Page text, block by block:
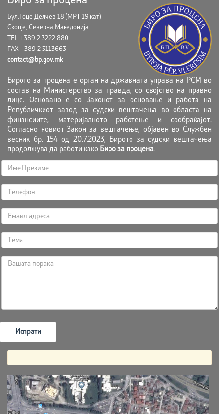
Бул.Гоце Делчев 18 (МРТ 19 кат)
Скопје, Северна Македонија
TEL +389 2 3222 880
FAX +389 2 3113663
contact@bp.gov.mk
Бирото за процена е орган на државната управа на РСМ во
состав на Министерство за правда, со својство на правно
лице. Основано е со Законот за основање и работа на
Републичкиот завод за судски вештачења во областа на
финансиите, материјалното работење и сообраќајот.
Согласно новиот Закон за вештачење, објавен во Службен
весник бр. 154 од 20.7.2023, Бирото за судски вештачења
продолжува да работи како Биро за процена.